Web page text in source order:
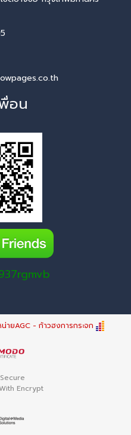
อน
ายAGC - ก้าวฮงการกระจก
Encrypt